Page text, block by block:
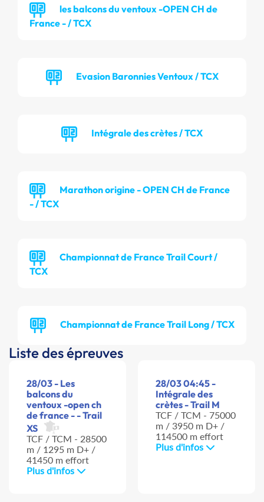
les balcons du ventoux -OPEN CH de
France - / TCX
Evasion Baronnies Ventoux / TCX
Intégrale des crètes / TCX
Marathon origine - OPEN CH de France
- / TCX
Championnat de France Trail Court /
TCX
Championnat de France Trail Long / TCX
Liste des épreuves
28/03 - Les
balcons du
ventoux -open ch
de france - - Trail
XS
TCF / TCM - 28500
m / 1295 m D+ /
41450 m effort
Plus d'infos
28/03 04:45 -
Intégrale des
crètes - Trail M
TCF / TCM - 75000
m / 3950 m D+ /
114500 m effort
Plus d'infos